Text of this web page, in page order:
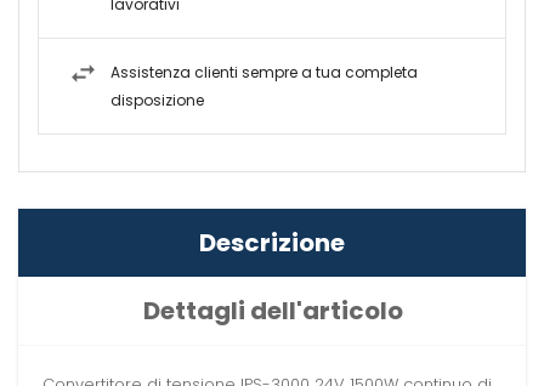
lavorativi
Assistenza clienti sempre a tua completa
disposizione
Descrizione
Dettagli dell'articolo